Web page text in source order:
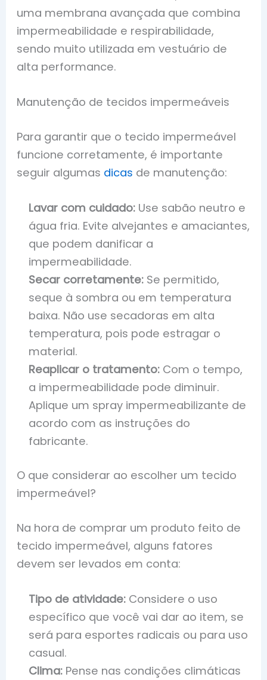
uma membrana avançada que combina
impermeabilidade e respirabilidade,
sendo muito utilizada em vestuário de
alta performance.
Manutenção de tecidos impermeáveis
Para garantir que o tecido impermeável
funcione corretamente, é importante
seguir algumas dicas de manutenção:
Lavar com cuidado: Use sabão neutro e
água fria. Evite alvejantes e amaciantes,
que podem danificar a
impermeabilidade.
Secar corretamente: Se permitido,
seque à sombra ou em temperatura
baixa. Não use secadoras em alta
temperatura, pois pode estragar o
material.
Reaplicar o tratamento: Com o tempo,
a impermeabilidade pode diminuir.
Aplique um spray impermeabilizante de
acordo com as instruções do
fabricante.
O que considerar ao escolher um tecido
impermeável?
Na hora de comprar um produto feito de
tecido impermeável, alguns fatores
devem ser levados em conta:
Tipo de atividade: Considere o uso
específico que você vai dar ao item, se
será para esportes radicais ou para uso
casual.
Clima: Pense nas condições climáticas